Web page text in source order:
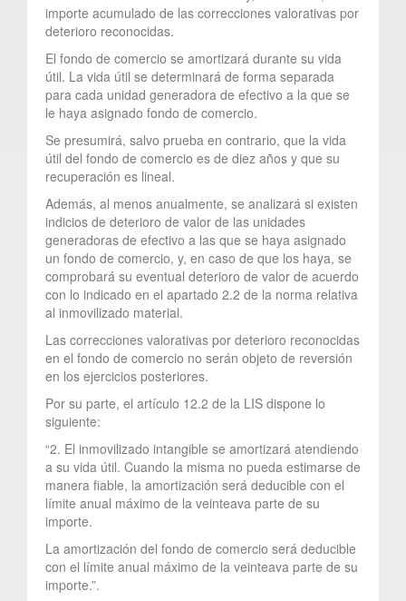
importe acumulado de las correcciones valorativas por
deterioro reconocidas.
El fondo de comercio se amortizará durante su vida
útil. La vida útil se determinará de forma separada
para cada unidad generadora de efectivo a la que se
le haya asignado fondo de comercio.
Se presumirá, salvo prueba en contrario, que la vida
útil del fondo de comercio es de diez años y que su
recuperación es lineal.
Además, al menos anualmente, se analizará si existen
indicios de deterioro de valor de las unidades
generadoras de efectivo a las que se haya asignado
un fondo de comercio, y, en caso de que los haya, se
comprobará su eventual deterioro de valor de acuerdo
con lo indicado en el apartado 2.2 de la norma relativa
al inmovilizado material.
Las correcciones valorativas por deterioro reconocidas
en el fondo de comercio no serán objeto de reversión
en los ejercicios posteriores.
Por su parte, el artículo 12.2 de la LIS dispone lo
siguiente:
“2. El inmovilizado intangible se amortizará atendiendo
a su vida útil. Cuando la misma no pueda estimarse de
manera fiable, la amortización será deducible con el
límite anual máximo de la veinteava parte de su
importe.
La amortización del fondo de comercio será deducible
con el límite anual máximo de la veinteava parte de su
importe.”.